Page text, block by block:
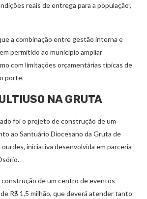
reais de entrega para a população”,
a combinação entre gestão interna e
permitido ao município ampliar
com limitações orçamentárias típicas de
porte.
NA GRUTA
foi o projeto de construção de um
ao Santuário Diocesano da Gruta de
iniciativa desenvolvida em parceria
de um centro de eventos
R$ 1,5 milhão, que deverá atender tanto